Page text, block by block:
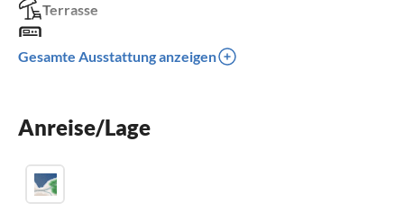
Terrasse
Klimaanlage
Gesamte Ausstattung anzeigen
Anreise/Lage